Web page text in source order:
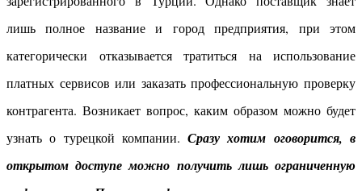
лишь полное название и город предприятия, при этом
категорически отказывается тратиться на использование
платных сервисов или заказать профессиональную проверку
контрагента. Возникает вопрос, каким образом можно будет
узнать о турецкой компании.Сразу хотим оговорится, в
открытом доступе можно получить лишь ограниченную